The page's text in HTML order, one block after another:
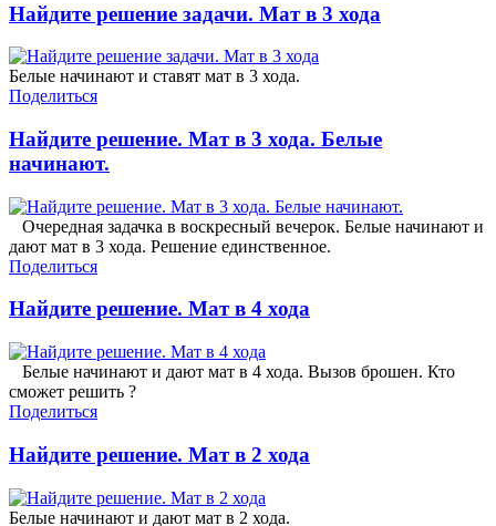
Найдите решение задачи. Мат в 3 хода
Белые начинают и ставят мат в 3 хода.
Поделиться
Найдите решение. Мат в 3 хода. Белые
начинают.
Очередная задачка в воскресный вечерок. Белые начинают и
дают мат в 3 хода. Решение единственное.
Поделиться
Найдите решение. Мат в 4 хода
Белые начинают и дают мат в 4 хода. Вызов брошен. Кто
сможет решить ?
Поделиться
Найдите решение. Мат в 2 хода
Белые начинают и дают мат в 2 хода.